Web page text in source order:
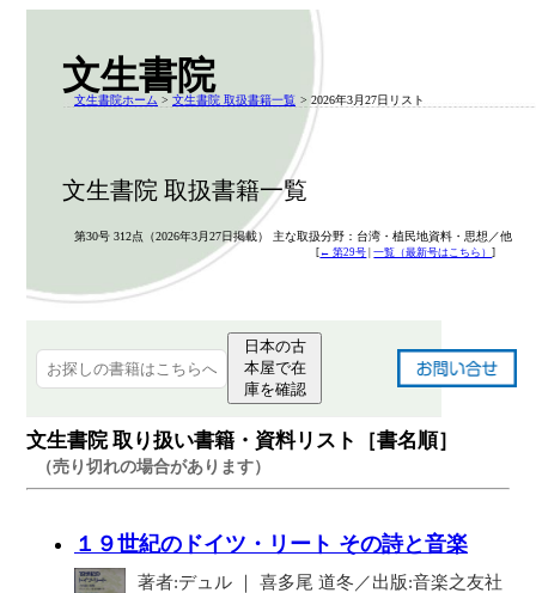
文生書院
文生書院 取扱書籍一覧
文生書院ホーム > 文生書院 取扱書籍一覧 > 2026年3月27日リスト
第30号 312点（2026年3月27日掲載） 主な取扱分野：台湾・植民地資料・思想／他
[ ← 第29号 |一覧（最新号はこちら）]
日本の古
本屋で在
庫を確認
文生書院 取り扱い書籍・資料リスト［書名順］
（売り切れの場合があります）
１９世紀のドイツ・リート その詩と音楽
著者:デュル ｜ 喜多尾 道冬／出版:音楽之友社